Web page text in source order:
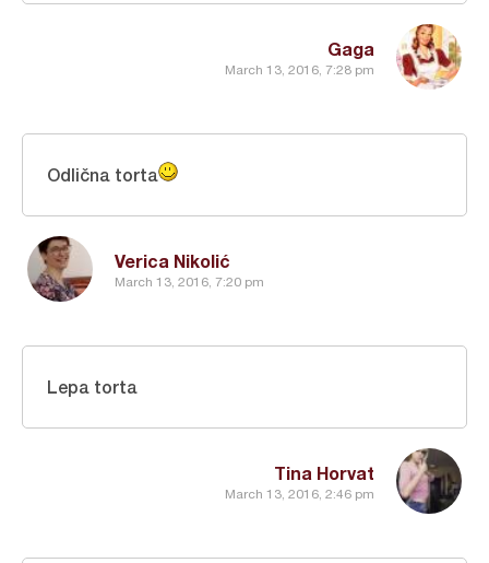
Gaga
March 13, 2016, 7:28 pm
Verica Nikolić
March 13, 2016, 7:20 pm
Odlična torta
Tina Horvat
March 13, 2016, 2:46 pm
Lepa torta